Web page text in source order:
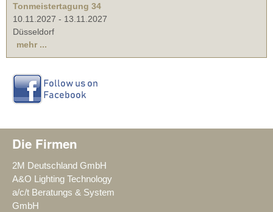
Tonmeistertagung 34
10.11.2027 - 13.11.2027
Düsseldorf
mehr ...
Die Firmen
2M Deutschland GmbH
A&O Lighting Technology
a/c/t Beratungs & System
GmbH